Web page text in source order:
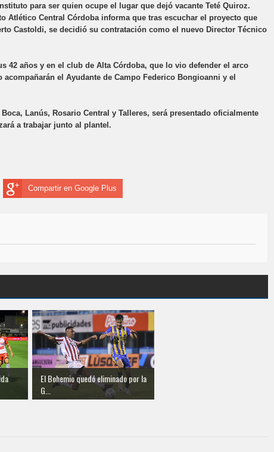
para ser quien ocupe el lugar que dejó vacante Teté Quiroz.
Central Córdoba informa que tras escuchar el proyecto que
Castoldi, se decidió su contratación como el nuevo Director Técnico
42 años y en el club de Alta Córdoba, que lo vio defender el arco
el Ayudante de Campo Federico Bongioanni y el
Lanús, Rosario Central y Talleres, será presentado oficialmente
a trabajar junto al plantel.
Compartir en Google Plus
El Bohemio quedó eliminado por la
G...